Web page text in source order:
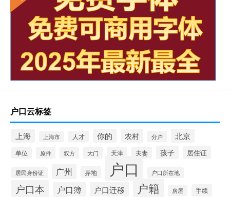
户口云标签
上海 上海市 人才 你的 农村 分户 北京
单位 原件 双方 大门 天津 夫妻 孩子 居住证
居民身份证 广州 异地 户口 户口所在地
户口本 户口簿 户口迁移 户籍 房屋 手续